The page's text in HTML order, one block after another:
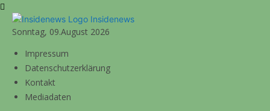
Insidenews
Sonntag, 09.August 2026
Impressum
Datenschutzerklärung
Kontakt
Mediadaten